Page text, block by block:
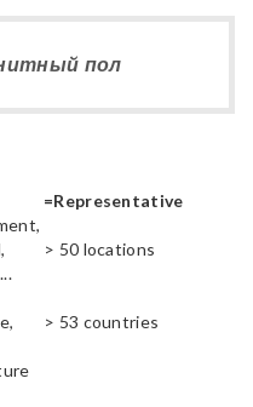
пол
=Representative
> 50 locations
> 53 countries